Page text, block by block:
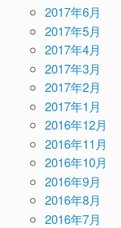
2017年6月
2017年5月
2017年4月
2017年3月
2017年2月
2017年1月
2016年12月
2016年11月
2016年10月
2016年9月
2016年8月
2016年7月